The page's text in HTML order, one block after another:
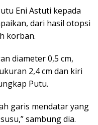
Eni Astuti kepada
dari hasil otopsi
korban.
diameter 0,5 cm,
2,4 cm dan kiri
Putu.
garis mendatar yang
sambung dia.